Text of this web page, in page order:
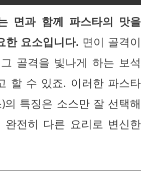
면과 함께 파스타의 맛을
한 요소입니다. 면이 골격이
골격을 빛나게 하는 보석
할 수 있죠. 이러한 파스타
의 특징은 소스만 잘 선택해
완전히 다른 요리로 변신한